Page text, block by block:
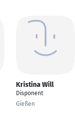
Kristina Will
Disponent
Gießen